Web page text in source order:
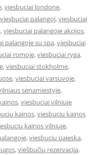
,viesbuciai londone,
viesbuciai palangoj,viesbuciai
,viesbuciai palangoje akcijos,
palangoje su spa,viesbuciai
romoje,viesbuciai ryga,
,viesbuciai stokholme,
,viesbuciai varsuvoje,
senamiestyje,
,viesbuciai vilniuje
kainos,viesbuciu kainos
kainos vilniuje,
,viesbuciu paieska,
,viešbučių rezervacija,